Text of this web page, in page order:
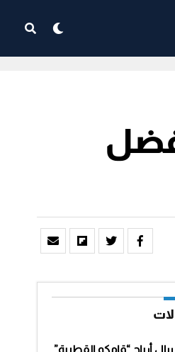
ريال أرباح “قامكو القطرية”